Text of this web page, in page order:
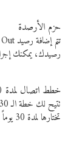
حزم الأرصدة
رصيدك، يمكنك
خطط اتصال لمدة 30 يومًا
تختارها لمدة 30 يوماً بأسعار فايبر المنخفضة.